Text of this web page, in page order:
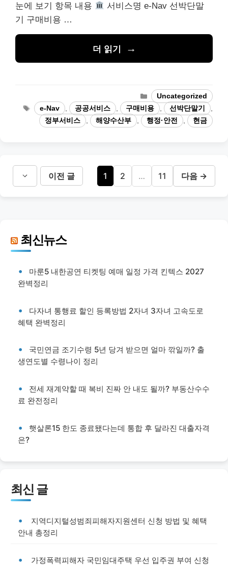
눈에 보기 항목 내용
서비스명 e-Nav 선박단말
기 구매비용 …
더 읽기
카
테
고
리
Uncategorized
태
그
e-Nav , 공공서비스 , 구매비용 , 선박단말기
,
정부서비스
, 해양수산부 , 행정·안전 , 현금
이전 글
페
이
1
페
이
2 …
페
이
11 다음 →
최신뉴스
마룬5 내한공연 티켓팅 예매 일정 가격 킨텍스 2027
완벽정리
다자녀 통행료 할인 등록방법 2자녀 3자녀 고속도로
혜택 완벽정리
국민연금 조기수령 5년 당겨 받으면 얼마 깎일까? 출
생연도별 수령나이 정리
전세 재계약할 때 복비 진짜 안 내도 될까? 부동산수수
료 완전정리
햇살론15 한도 종료됐다는데 통합 후 달라진 대출자격
은?
최신 글
지역디지털성범죄피해자지원센터 신청 방법 및 혜택
안내 총정리
가정폭력피해자 국민임대주택 우선 입주권 부여 신청